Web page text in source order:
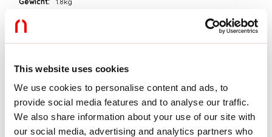
This website uses cookies
We use cookies to personalise content and ads, to
provide social media features and to analyse our traffic.
We also share information about your use of our site with
our social media, advertising and analytics partners who
Technische Daten
Lichtstrom der Leuchte:
4460lm
IP:
20
Isolationsklasse:
SELV:
Sì